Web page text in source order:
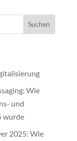
Suchen
Wie
und
wurde
2025: Wie